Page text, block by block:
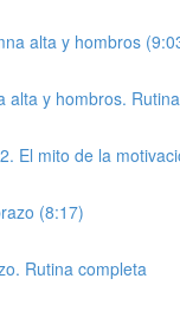
alta y hombros
alta y hombros.
El mito de la
(8:17)
Rutina completa